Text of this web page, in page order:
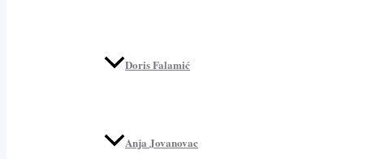
Doris Falamić
Anja Jovanovac